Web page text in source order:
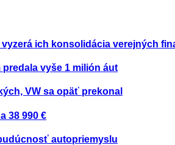
ich konsolidácia verejných
vyše 1 milión áut
VW sa opäť prekonal
38 990 €
autopriemyslu